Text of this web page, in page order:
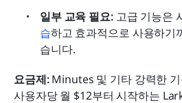
일부 교육 필요: 고급 기능은
습하고 효과적으로 사용하기
습니다.
요금제: Minutes 및 기타 강력한
사용자당 월 $12부터 시작하는